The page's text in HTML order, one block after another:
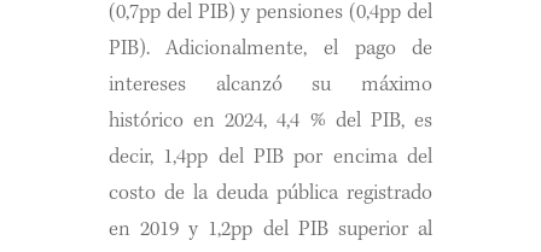
(0,7pp del PIB) y pensiones (0,4pp del
PIB). Adicionalmente, el pago de
intereses alcanzó su máximo
histórico en 2024, 4,4 % del PIB, es
decir, 1,4pp del PIB por encima del
costo de la deuda pública registrado
en 2019 y 1,2pp del PIB superior al